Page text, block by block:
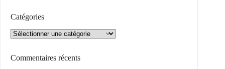
Catégories
Catégories
Commentaires récents